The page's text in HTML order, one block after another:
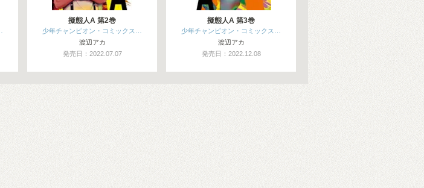
擬態人A 第2巻
少年チャンピオン・コミックス…
渡辺アカ
発売日：2022.07.07
擬態人A 第3巻
少年チャンピオン・コミックス…
渡辺アカ
発売日：2022.12.08